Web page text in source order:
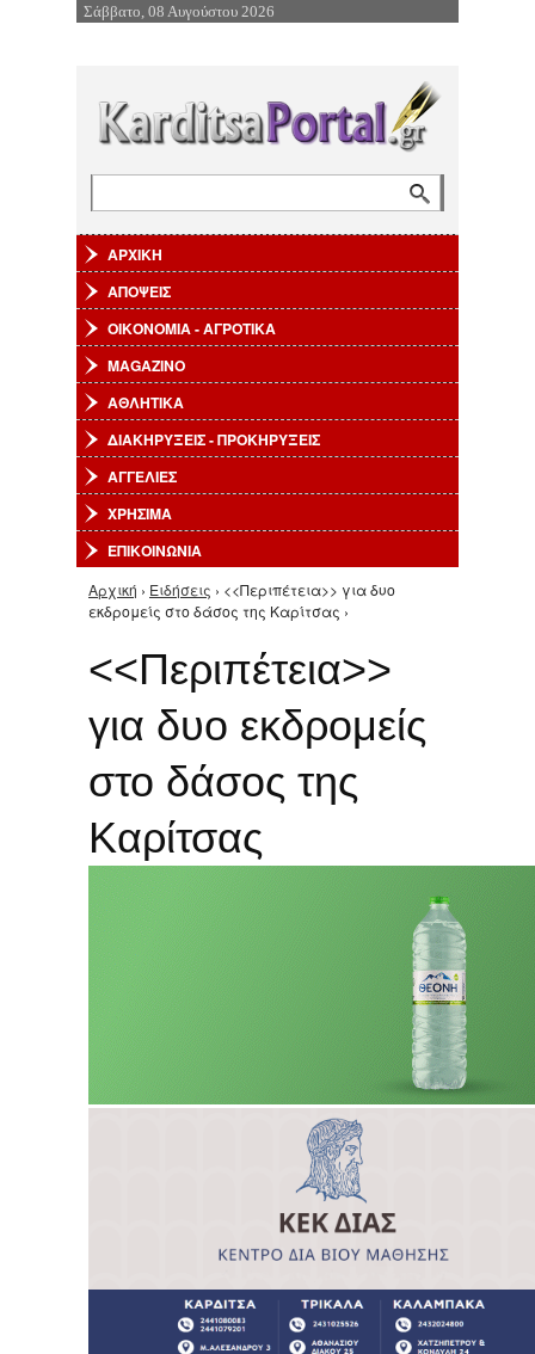
Επιστροφή στην Πλοήγηση
Σάββατο, 08 Αυγούστου 2026
ΑΡΧΙΚΗ
ΑΠΟΨΕΙΣ
ΟΙΚΟΝΟΜΙΑ - ΑΓΡΟΤΙΚΑ
MAGAZINO
ΑΘΛΗΤΙΚΑ
ΔΙΑΚΗΡΥΞΕΙΣ - ΠΡΟΚΗΡΥΞΕΙΣ
ΑΓΓΕΛΙΕΣ
ΧΡΗΣΙΜΑ
ΕΠΙΚΟΙΝΩΝΙΑ
Είστε εδώ
Αρχική › Ειδήσεις › <<Περιπέτεια>> για δυο
εκδρομείς στο δάσος της Καρίτσας ›
<<Περιπέτεια>>
για δυο εκδρομείς
στο δάσος της
Καρίτσας